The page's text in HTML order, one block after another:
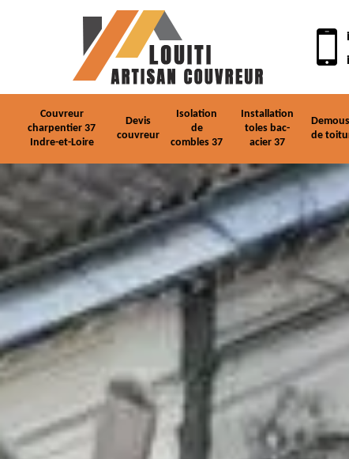
Couvreur
charpentier 37
Indre-et-Loire
Devis
couvreur
Isolation
de
combles 37
Installation
toles bac-
acier 37
de